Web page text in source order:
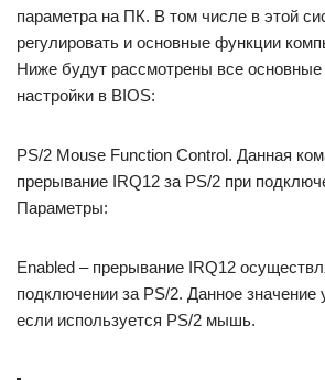
параметра на ПК. В том числе в этой
регулировать и основные функции
Ниже будут рассмотрены все
настройки в BIOS:
PS/2 Mouse Function Control. Данная
прерывание IRQ12 за PS/2 при
Параметры:
Enabled – прерывание IRQ12
подключении за PS/2. Данное значение
если используется PS/2 мышь.